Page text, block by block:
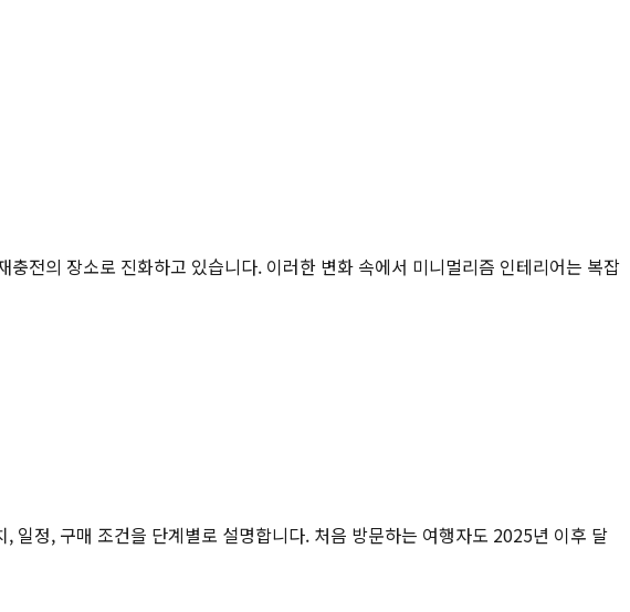
전의 장소로 진화하고 있습니다. 이러한 변화 속에서 미니멀리즘 인테리어는 복잡
일정, 구매 조건을 단계별로 설명합니다. 처음 방문하는 여행자도 2025년 이후 달